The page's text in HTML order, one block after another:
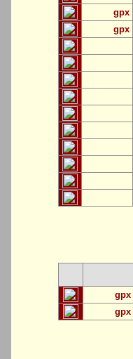
gpx
gpx
gpx
gpx